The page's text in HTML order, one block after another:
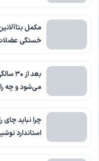
مکمل
خستگی
بعد
می‌شود و چه
چرا نباید چای
استاندارد